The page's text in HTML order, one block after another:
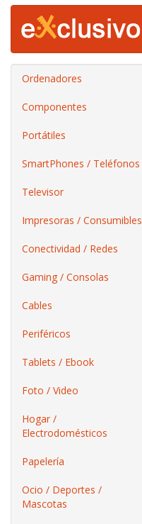
Ordenadores
Componentes
Portátiles
SmartPhones / Teléfonos
Televisor
Impresoras / Consumibles
Conectividad / Redes
Gaming / Consolas
Cables
Periféricos
Tablets / Ebook
Foto / Video
Hogar /
Electrodomésticos
Papelería
Ocio / Deportes /
Mascotas